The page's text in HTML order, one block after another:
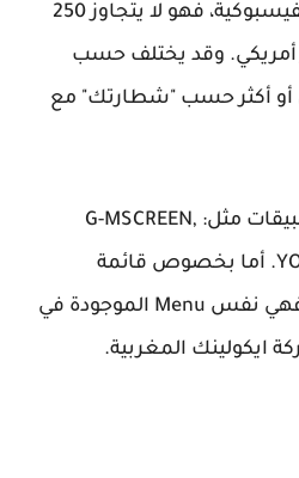
منشورات المجموعات الفيسبوكية، فهو لا يتجاوز 250
أي 25 دولار أمريكي. وقد يختلف حسب
أو أكثر حسب "شطارتك" مع
يحتوي زين 2 علي عدة تطبيقات مثل: G-MSCREEN,
YOUTUBE, XTREAM, DLNA. أما بخصوص قائمة
الإعدادات فهي لم تتغير فهي نفس Menu الموجودة في
ايكولينك المغربية.